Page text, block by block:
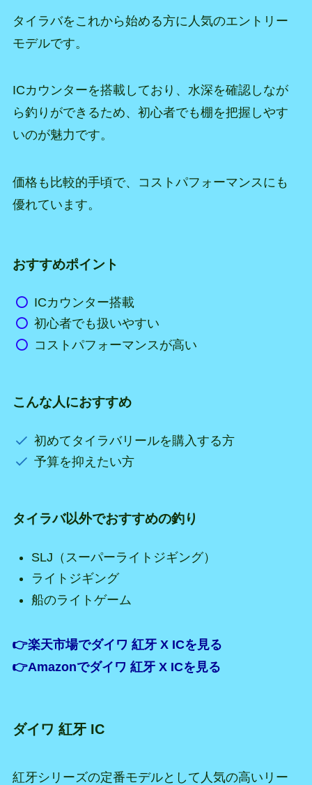
タイラバをこれから始める方に人気のエントリー
モデルです。
ICカウンターを搭載しており、水深を確認しなが
ら釣りができるため、初心者でも棚を把握しやす
いのが魅力です。
価格も比較的手頃で、コストパフォーマンスにも
優れています。
おすすめポイント
ICカウンター搭載
初心者でも扱いやすい
コストパフォーマンスが高い
こんな人におすすめ
初めてタイラバリールを購入する方
予算を抑えたい方
タイラバ以外でおすすめの釣り
SLJ（スーパーライトジギング）
ライトジギング
船のライトゲーム
👉楽天市場でダイワ 紅牙 X ICを見る
👉Amazonでダイワ 紅牙 X ICを見る
ダイワ 紅牙 IC
紅牙シリーズの定番モデルとして人気の高いリー